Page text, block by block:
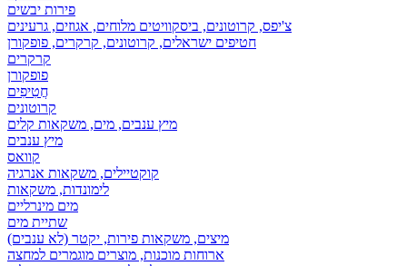
פירות יבשים
צ'יפס, קרוטונים, ביסקוויטים מלוחים, אגוזים, גרעינים
חטיפים ישראלים, קרוטונים, קרקרים, פופקורן
קרקרים
פופקורן
חֲטִיפִים
קרוטונים
מיץ ענבים, מים, משקאות קלים
מיץ ענבים
קוואס
קוקטיילים, משקאות אנרגיה
לימונדות, משקאות
מים מינרליים
שתיית מים
מיצים, משקאות פירות, יקטר (לא ענבים)
ארוחות מוכנות, מוצרים מוגמרים למחצה